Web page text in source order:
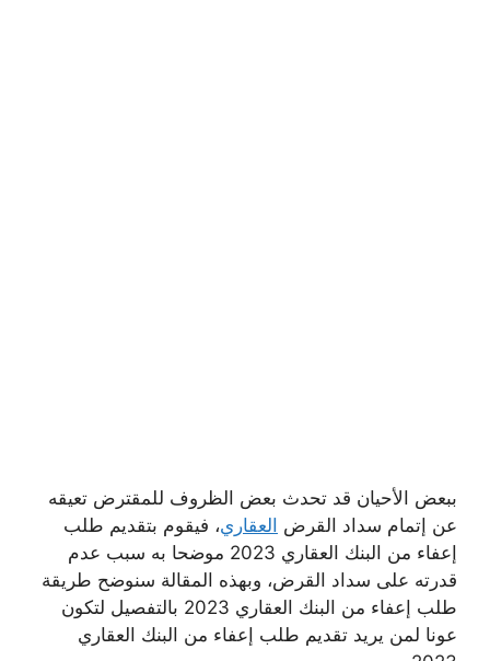
ببعض الأحيان قد تحدث بعض الظروف للمقترض تعيقه
عن إتمام سداد القرض العقاري، فيقوم بتقديم طلب
إعفاء من البنك العقاري 2023 موضحا به سبب عدم
قدرته على سداد القرض، وبهذه المقالة سنوضح طريقة
طلب إعفاء من البنك العقاري 2023 بالتفصيل لتكون
عونا لمن يريد تقديم طلب إعفاء من البنك العقاري